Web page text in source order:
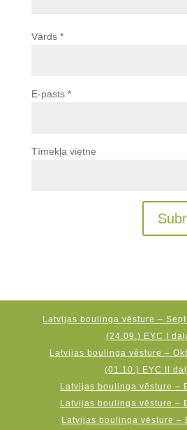
Vārds *
E-pasts *
Tīmekļa vietne
Latvijas boulinga vēsture –
(24.09.) EYC I
Latvijas boulinga vēsture –
(01.10.) EYC II
Latvijas boulinga vēsture –
Latvijas boulinga vēsture –
Latvijas boulinga vēsture –